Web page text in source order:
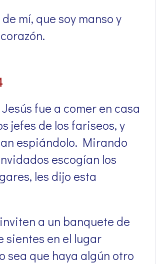
mí, que soy manso y
fue a comer en casa
jefes de los fariseos, y
espiándolo. Mirando
escogían los
les dijo esta
a un banquete de
sientes en el lugar
sea que haya algún otro